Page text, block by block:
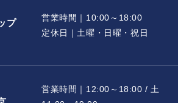
プ
営業時間｜10:00～18:00
定休日｜土曜・日曜・祝日
営業時間｜12:00～18:00 / 土